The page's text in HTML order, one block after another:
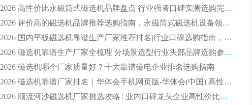
2026 高性价比永磁筒式磁选机品牌盘点 行业强者口碑实测选购完整指南
2026 评价高的磁选机品牌推荐选购指南，永磁筒式磁选机设备领域强者全景行业口碑解析
2026 国内平板磁选机靠谱生产厂家推荐排名|行业口碑选购指南，领域强者按需选设备
2026 磁选机靠谱生产厂家全梳理 分场景选型行业头部品牌选购参考攻略
2026 磁选机哪个厂家质量好？十大靠谱磁电企业排名选购指南
2026 磁选机靠谱厂家排名｜华体会手机网页版-华体会(中国) 高性价比磁选机磁电品牌
2026 顺流河沙磁选机厂家挑选攻略 | 业内口碑龙头企业高性价比品牌推荐